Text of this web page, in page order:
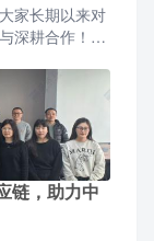
家长期以来对
深耕合作！伴
链，助力中